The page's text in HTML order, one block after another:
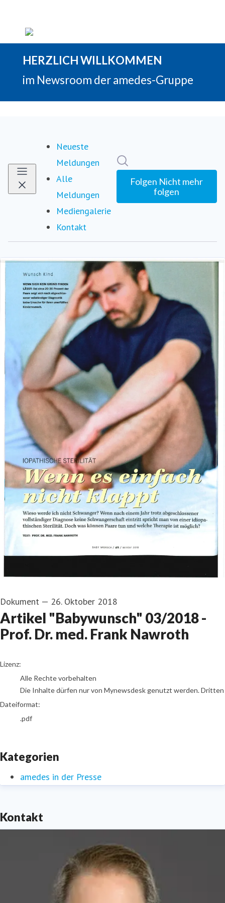
Neueste
Meldungen
Alle
Meldungen
Mediengalerie
Kontakt
Folgen Nicht mehr
folgen
Dokument — 26. Oktober 2018
Artikel "Babywunsch" 03/2018 -
Prof. Dr. med. Frank Nawroth
go to media item
Lizenz:
Alle Rechte vorbehalten
Die Inhalte dürfen nur von Mynewsdesk genutzt werden.
Dateiformat:
.pdf
Kategorien
amedes in der Presse
Kontakt